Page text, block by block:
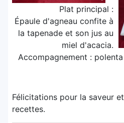
Plat principal :
Épaule d'agneau confite à
la tapenade et son jus au
miel d'acacia.
Accompagnement :
Félicitations pour la saveur
recettes.